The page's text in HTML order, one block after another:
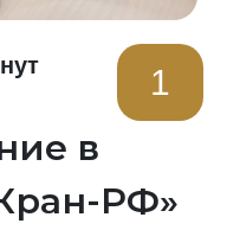
1
в
РФ»